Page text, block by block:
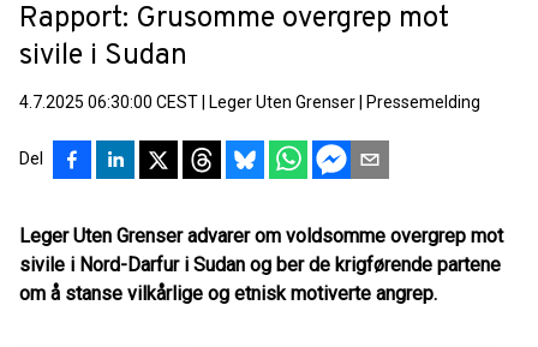
Rapport: Grusomme overgrep mot
sivile i Sudan
4.7.2025 06:30:00 CEST Leger Uten Grenser Pressemelding
Del
Leger Uten Grenser advarer om voldsomme overgrep mot
sivile i Nord-Darfur i Sudan og ber de krigførende partene
om å stanse vilkårlige og etnisk motiverte angrep.